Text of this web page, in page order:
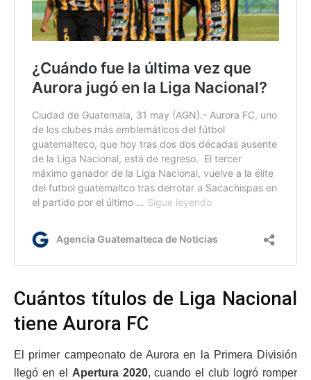
Cuántos títulos de Liga Nacional
tiene Aurora FC
El primer campeonato de Aurora en la Primera División
llegó en el Apertura 2020, cuando el club logró romper